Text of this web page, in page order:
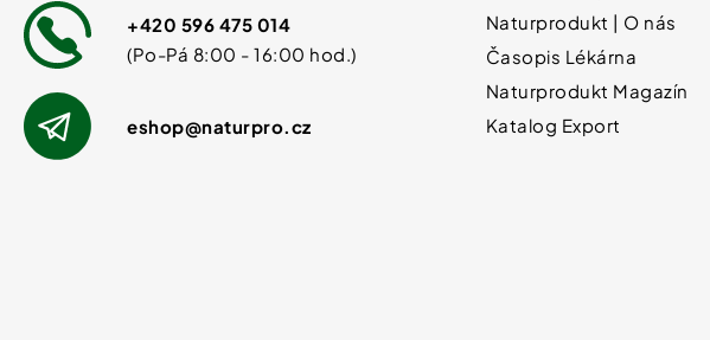
eshop@naturpro.cz
+420 596 475 014
Naturprodukt | O nás
Časopis Lékárna
Naturprodukt Magazín
Katalog Export